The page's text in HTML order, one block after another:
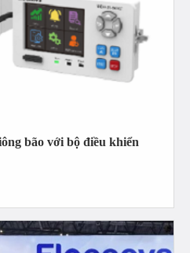
bão với bộ điều khiển